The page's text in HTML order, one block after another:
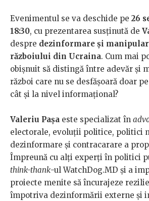
Evenimentul se va deschide pe 26
18:30, cu prezentarea susținută de
despre dezinformare și
războiului din Ucraina. Cum mai
obișnuit să distingă între adevăr și
război care nu se desfășoară doar
cât și la nivel informațional?
Valeriu Pașa este specializat în
electorale, evoluții politice, politici
dezinformare și contracarare a
Împreună cu alți experți în politici
think-thank-ul WatchDog.MD și a
proiecte menite să încurajeze
împotriva dezinformării externe și